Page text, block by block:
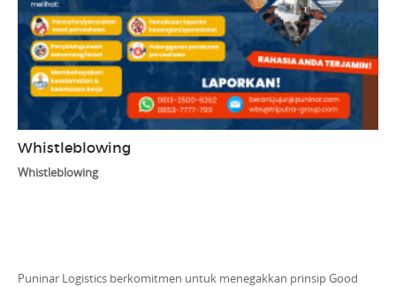
Whistleblowing
Whistleblowing
Puninar Logistics berkomitmen untuk menegakkan prinsip Good